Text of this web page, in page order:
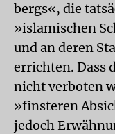
bergs«, die
»islamischen
und an deren
errichten. Dass
nicht verboten
»finsteren
jedoch